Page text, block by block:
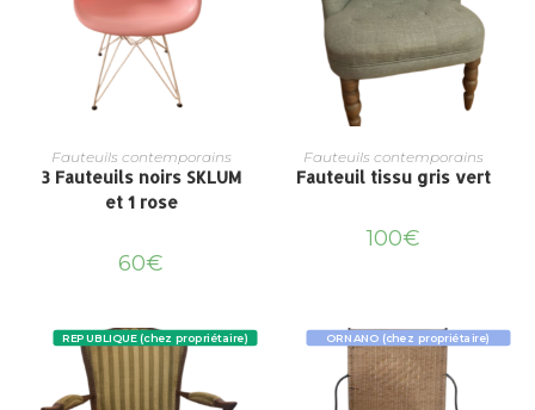
Fauteuils contemporains
3 Fauteuils noirs SKLUM
et 1 rose
60€
Fauteuils contemporains
Fauteuil tissu gris vert
100€
REPUBLIQUE (chez propriétaire) ORNANO (chez propriétaire)